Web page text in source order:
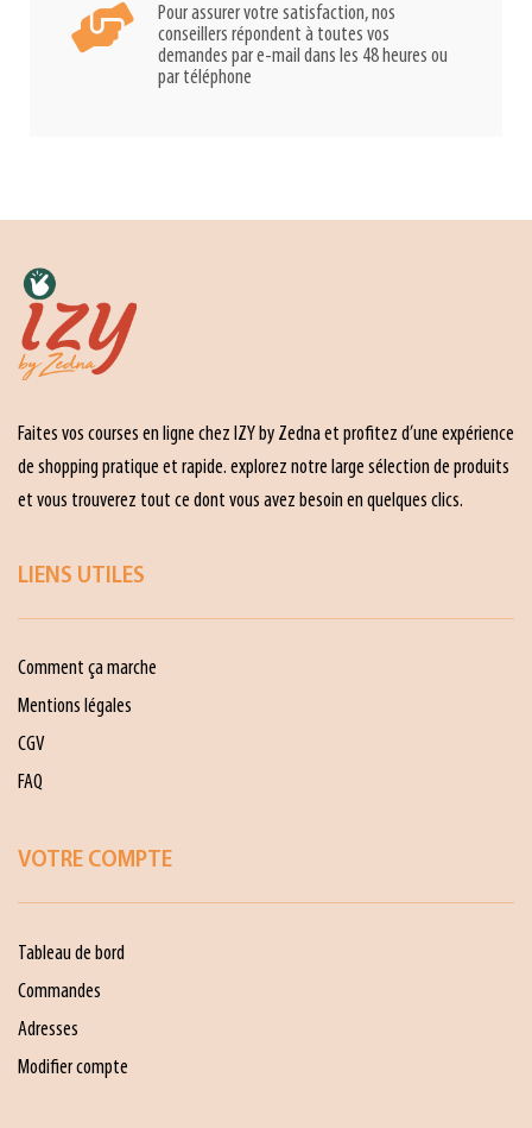
Pour assurer votre satisfaction, nos
conseillers répondent à toutes vos
demandes par e-mail dans les 48 heures ou
par téléphone
Faites vos courses en ligne chez IZY by Zedna et profitez d’une expérience
de shopping pratique et rapide. explorez notre large sélection de produits
et vous trouverez tout ce dont vous avez besoin en quelques clics.
LIENS UTILES
Comment ça marche
Mentions légales
CGV
FAQ
VOTRE COMPTE
Tableau de bord
Commandes
Adresses
Modifier compte